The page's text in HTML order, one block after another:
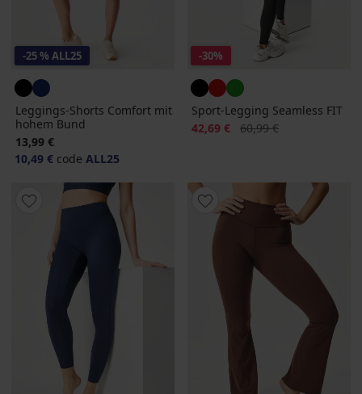
-25 % ALL25
Leggings-Shorts Comfort mit
hohem Bund
13,99 €
10,49 € code ALL25
-30%
Sport-Legging Seamless FIT
Rabatt
42,69 € Alter Preis
60,99 €